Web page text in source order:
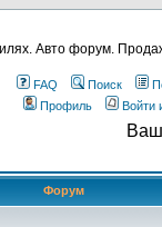
Авто форум.
FAQ Поиск
Профиль
Войти
Форум